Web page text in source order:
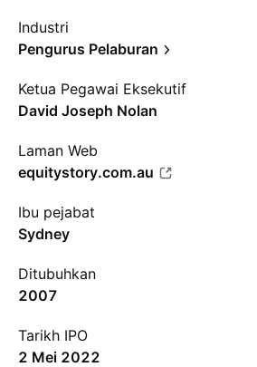
Industri
Pengurus Pelaburan
Ketua Pegawai Eksekutif
David Joseph Nolan
Laman Web
equitystory.com.au
Ibu pejabat
Sydney
Ditubuhkan
2007
Tarikh IPO
2 Mei 2022